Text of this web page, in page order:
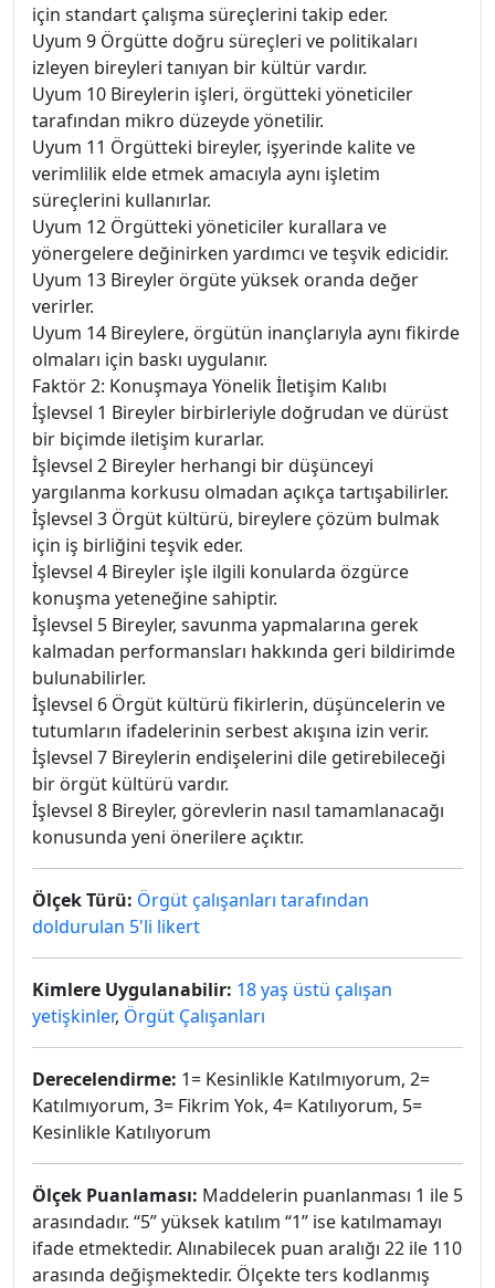
için standart çalışma süreçlerini takip eder.
Uyum 9 Örgütte doğru süreçleri ve politikaları
izleyen bireyleri tanıyan bir kültür vardır.
Uyum 10 Bireylerin işleri, örgütteki yöneticiler
tarafından mikro düzeyde yönetilir.
Uyum 11 Örgütteki bireyler, işyerinde kalite ve
verimlilik elde etmek amacıyla aynı işletim
süreçlerini kullanırlar.
Uyum 12 Örgütteki yöneticiler kurallara ve
yönergelere değinirken yardımcı ve teşvik edicidir.
Uyum 13 Bireyler örgüte yüksek oranda değer
verirler.
Uyum 14 Bireylere, örgütün inançlarıyla aynı fikirde
olmaları için baskı uygulanır.
Faktör 2: Konuşmaya Yönelik İletişim Kalıbı
İşlevsel 1 Bireyler birbirleriyle doğrudan ve dürüst
bir biçimde iletişim kurarlar.
İşlevsel 2 Bireyler herhangi bir düşünceyi
yargılanma korkusu olmadan açıkça tartışabilirler.
İşlevsel 3 Örgüt kültürü, bireylere çözüm bulmak
için iş birliğini teşvik eder.
İşlevsel 4 Bireyler işle ilgili konularda özgürce
konuşma yeteneğine sahiptir.
İşlevsel 5 Bireyler, savunma yapmalarına gerek
kalmadan performansları hakkında geri bildirimde
bulunabilirler.
İşlevsel 6 Örgüt kültürü fikirlerin, düşüncelerin ve
tutumların ifadelerinin serbest akışına izin verir.
İşlevsel 7 Bireylerin endişelerini dile getirebileceği
bir örgüt kültürü vardır.
İşlevsel 8 Bireyler, görevlerin nasıl tamamlanacağı
konusunda yeni önerilere açıktır.
Ölçek Türü: Örgüt çalışanları tarafından
doldurulan 5'li likert
Kimlere Uygulanabilir: 18 yaş üstü çalışan
yetişkinler, Örgüt Çalışanları
Derecelendirme: 1= Kesinlikle Katılmıyorum, 2=
Katılmıyorum, 3= Fikrim Yok, 4= Katılıyorum, 5=
Kesinlikle Katılıyorum
Ölçek Puanlaması: Maddelerin puanlanması 1 ile 5
arasındadır. “5” yüksek katılım “1” ise katılmamayı
ifade etmektedir. Alınabilecek puan aralığı 22 ile 110
arasında değişmektedir. Ölçekte ters kodlanmış